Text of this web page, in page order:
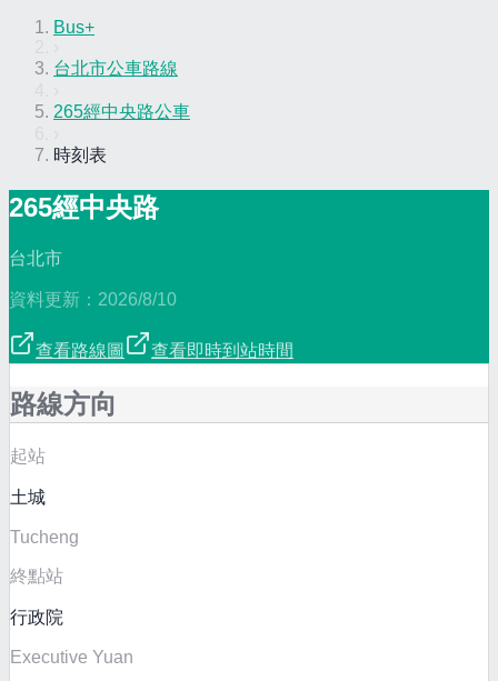
Bus+
台北市公車路線
265經中央路公車
時刻表
265經中央路
台北市
資料更新： 2026/8/10
查看路線圖 查看即時到站時間
路線方向
起站
土城
Tucheng
終點站
行政院
Executive Yuan